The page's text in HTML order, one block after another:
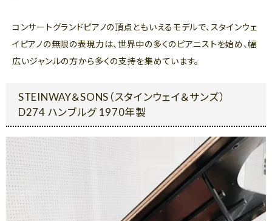
コンサートグランドピアノの頂点ともいえるモデルで、スタインウェ
イピアノの無限の表現力は、世界中の多くのピアニストを始め、幅
広いジャンルの方から多くの支持を集めています。
STEINWAY＆SONS（スタインウェイ＆サンズ）
D274 ハンブルグ 1970年製